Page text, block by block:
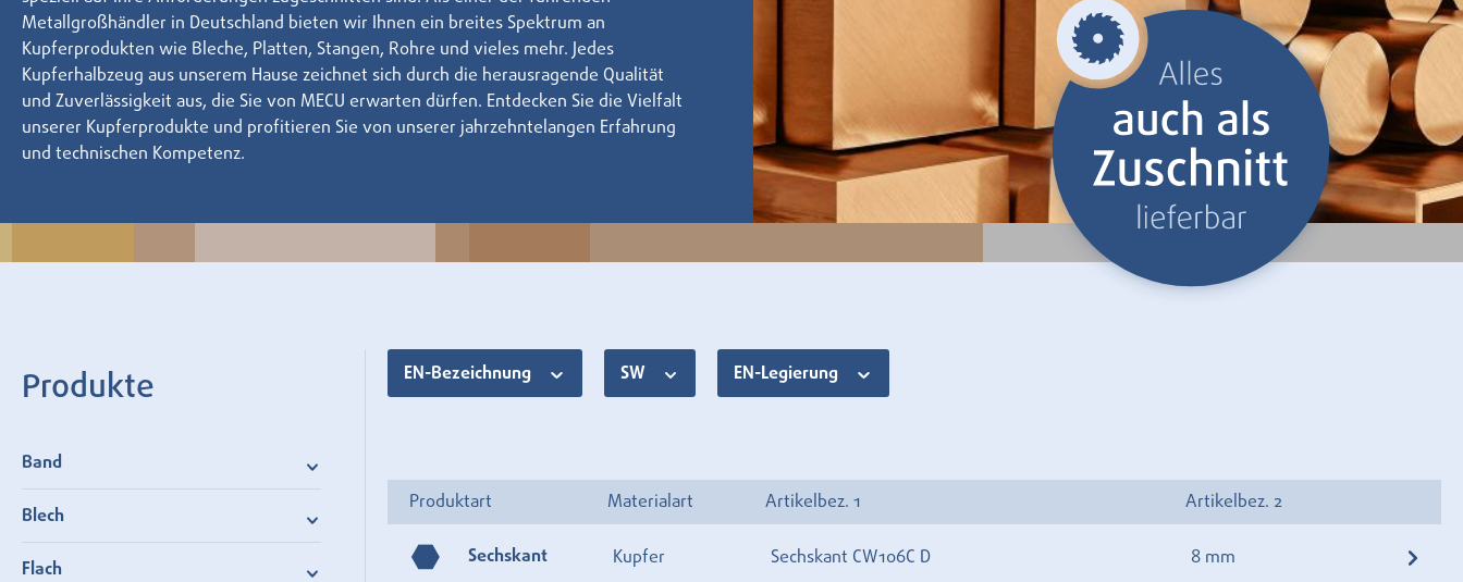
Metallgroßhändler in Deutschland bieten wir Ihnen ein breites Spektrum an
Kupferprodukten wie Bleche, Platten, Stangen, Rohre und vieles mehr. Jedes
Kupferhalbzeug aus unserem Hause zeichnet sich durch die herausragende Qualität
und Zuverlässigkeit aus, die Sie von MECU erwarten dürfen. Entdecken Sie die Vielfalt
unserer Kupferprodukte und profitieren Sie von unserer jahrzehntelangen Erfahrung
und technischen Kompetenz.
Produkte
Band
Blech
Flach
EN-Bezeichnung SW EN-Legierung
Produktart Materialart Artikelbez. 1 Artikelbez. 2
Sechskant Kupfer Sechskant CW106C D 8 mm